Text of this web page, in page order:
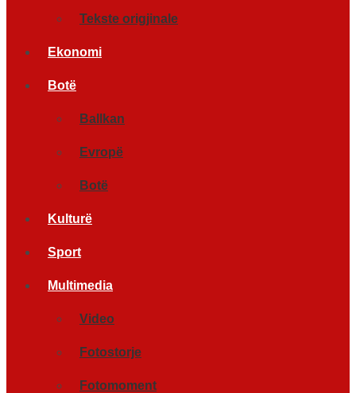
Tekste origjinale
Ekonomi
Botë
Ballkan
Evropë
Botë
Kulturë
Sport
Multimedia
Video
Fotostorje
Fotomoment